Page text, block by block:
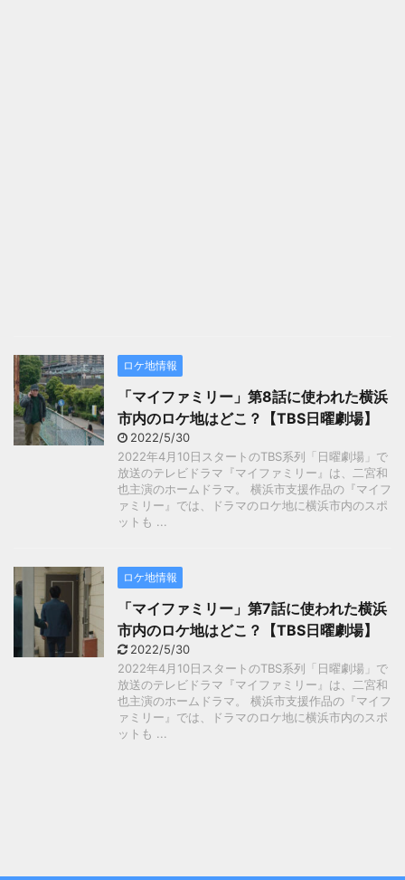
ロケ地情報
「マイファミリー」第8話に使われた横浜
市内のロケ地はどこ？【TBS日曜劇場】
2022/5/30
2022年4月10日スタートのTBS系列「日曜劇場」で
放送のテレビドラマ『マイファミリー』は、二宮和
也主演のホームドラマ。 横浜市支援作品の『マイフ
ァミリー』では、ドラマのロケ地に横浜市内のスポ
ットも ...
ロケ地情報
「マイファミリー」第7話に使われた横浜
市内のロケ地はどこ？【TBS日曜劇場】
2022/5/30
2022年4月10日スタートのTBS系列「日曜劇場」で
放送のテレビドラマ『マイファミリー』は、二宮和
也主演のホームドラマ。 横浜市支援作品の『マイフ
ァミリー』では、ドラマのロケ地に横浜市内のスポ
ットも ...